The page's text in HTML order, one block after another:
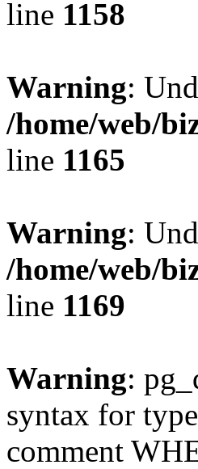
line 1158
Warning:
/home/web/
line 1165
Warning:
/home/web/
line 1169
Warning:
syntax for
comment